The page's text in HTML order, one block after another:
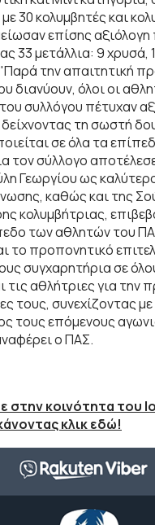
30 κολυμβητές και
επίσης
33 μετάλλια: 9 χρυσά,
"Παρά την απαιτητική
διανύουν, όλοι οι
συλλόγου πέτυχαν
τη σωστή
σε όλα τα
τον σύλλογο
Γεωργίου ως
καθώς και της
κολυμβήτριας,
των αθλητών του
το προπονητικό
συγχαρητήρια σε
τις αθλήτριες για την
τους, συνεχίζοντας
τους επόμενους
ο ΠΑΣ.
στην κοινότητα του
κλικ εδώ!